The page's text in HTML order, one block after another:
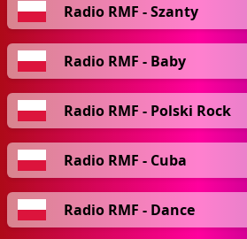
Radio RMF - Szanty
Radio RMF - Baby
Radio RMF - Polski Rock
Radio RMF - Cuba
Radio RMF - Dance